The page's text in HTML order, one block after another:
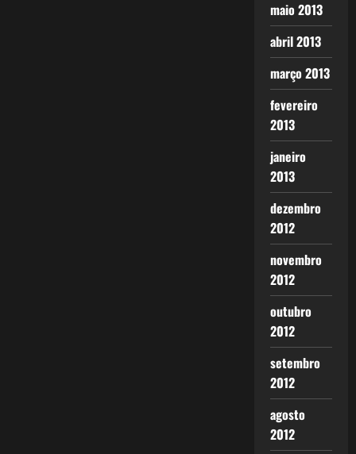
maio 2013
abril 2013
março 2013
fevereiro
2013
janeiro
2013
dezembro
2012
novembro
2012
outubro
2012
setembro
2012
agosto
2012